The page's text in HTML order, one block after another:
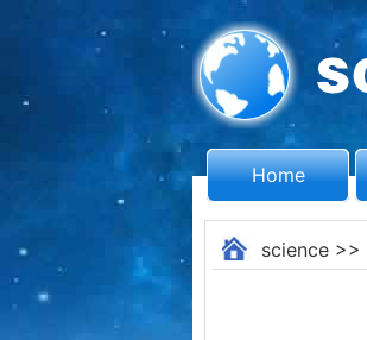
Home
science>>